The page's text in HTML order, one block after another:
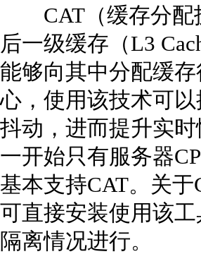
CAT（缓存分配技
后一级缓存（L3
能够向其中分配缓
心，使用该技术可
抖动，进而提升实
一开始只有服务器
基本支持CAT。关
可直接安装使用该
隔离情况进行。